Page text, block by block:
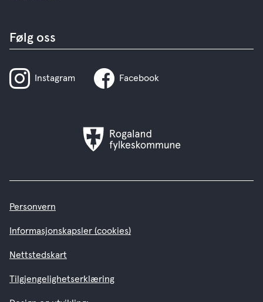
Følg oss
Instagram Facebook
Rogaland
fylkeskommune
Personvern
Informasjonskapsler (cookies)
Nettstedskart
Tilgjengelighetserklæring